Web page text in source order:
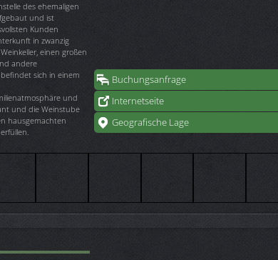
Buchungsanfrage
Internetseite
Geografische Lage
des ehemaligen
und ist
Kunden
in zwanzig
einen großen
andere
sich in einem
und
und die Weinstube
hausgemachten